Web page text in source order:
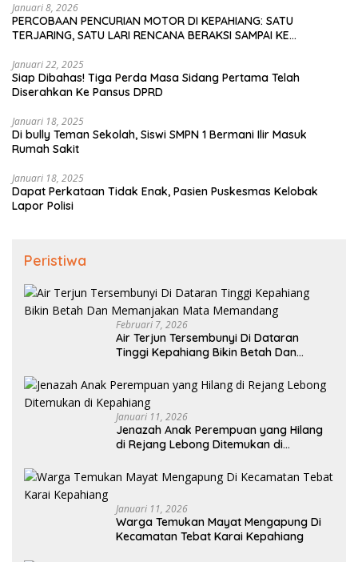
Januari 8, 2026
PERCOBAAN PENCURIAN MOTOR DI KEPAHIANG: SATU
TERJARING, SATU LARI RENCANA BERAKSI SAMPAI KE
Januari 22, 2025
Siap Dibahas! Tiga Perda Masa Sidang Pertama Telah
Diserahkan Ke Pansus DPRD
Januari 18, 2025
Di bully Teman Sekolah, Siswi SMPN 1 Bermani Ilir Masuk
Rumah Sakit
Januari 18, 2025
Dapat Perkataan Tidak Enak, Pasien Puskesmas Kelobak
Lapor Polisi
Peristiwa
Februari 7, 2026
Air Terjun Tersembunyi Di Dataran
Tinggi Kepahiang Bikin Betah Dan
Januari 11, 2026
Jenazah Anak Perempuan yang Hilang
di Rejang Lebong Ditemukan di
Januari 11, 2026
Warga Temukan Mayat Mengapung Di
Kecamatan Tebat Karai Kepahiang